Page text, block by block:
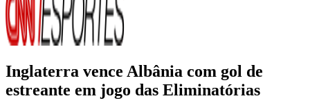
Inglaterra vence Albânia com gol de
estreante em jogo das Eliminatórias